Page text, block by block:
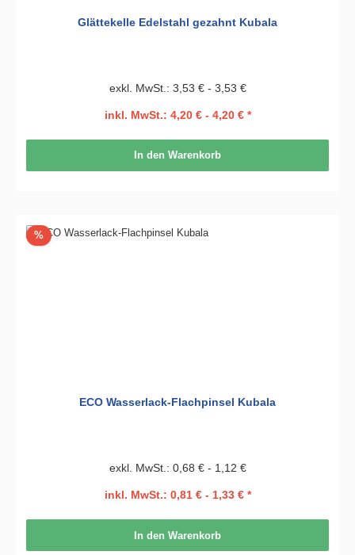
Glättekelle Edelstahl gezahnt Kubala
exkl. MwSt.: 3,53 € - 3,53 €
inkl. MwSt.: 4,20 € - 4,20 € *
In den Warenkorb
%Rabatt
ECO Wasserlack-Flachpinsel Kubala
exkl. MwSt.: 0,68 € - 1,12 €
inkl. MwSt.: 0,81 € - 1,33 € *
In den Warenkorb